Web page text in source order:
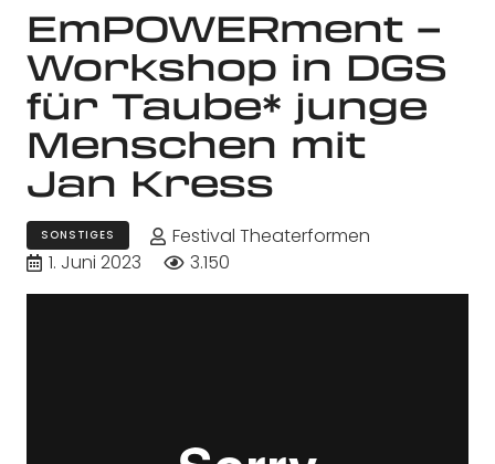
EmPOWERment –
Workshop in DGS
für Taube* junge
Menschen mit
Jan Kress
SONSTIGES
Festival Theaterformen
1. Juni 2023
3.150